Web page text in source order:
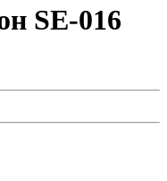
SE-016